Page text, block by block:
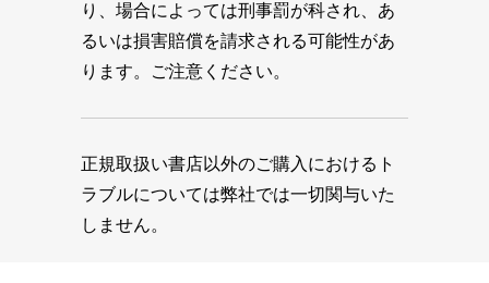
り、場合によっては刑事罰が科され、あ
るいは損害賠償を請求される可能性があ
ります。ご注意ください。
正規取扱い書店以外のご購入におけるト
ラブルについては弊社では一切関与いた
しません。